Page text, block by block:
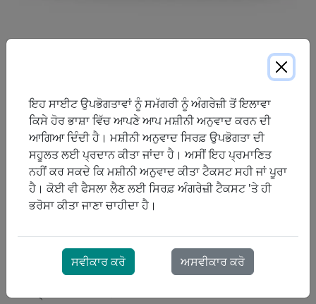
ਏਅਰਸੈਂਸ 11 ਵਧੀ ਹੋਈ ਡਿਜੀਟਲ ਸਿਹਤ ਤਕਨਾਲੋਜੀ ਨਾਲ ਲੈਸ ਹੈ ਜੋ ਥੈਰੇਪੀ
ਸ਼ੁਰੂ ਕਰਨ, ਇਸ ਦੇ ਅਨੁਕੂਲ ਹੋਣ ਅਤੇ ਇਸ ਦੀ ਪਾਲਣਾ ਨੂੰ ਆਸਾਨ ਅਤੇ ਵਧੇਰੇ
ਸੁਵਿਧਾਜਨਕ ਬਣਾਉਣ ਲਈ ਤਿਆਰ ਕੀਤੀ ਗਈ ਹੈ।
ਇਹ ਭਰੋਸੇਯੋਗ ਥੈਰੇਪੀ ਮੋਡਾਂ ਨੂੰ ਡਿਜੀਟਲ ਸਹਾਇਤਾ ਵਿਸ਼ੇਸ਼ਤਾਵਾਂ ਨਾਲ ਜੋੜਦਾ
ਹੈ ਤਾਂ ਜੋ ਉਪਕਰਣ ਸੈੱਟਅੱਪ ਅਤੇ ਥੈਰੇਪੀ ਅਨੁਕੂਲਤਾ ਨੂੰ ਵਿਅਕਤੀਗਤ
ਬਣਾਇਆ ਜਾ ਸਕੇ। ਇਹ ਮਰੀਜ਼ਾਂ ਨੂੰ ਆਮ ਥੈਰੇਪੀ ਮੁੱਦਿਆਂ ਨੂੰ ਸਵੈ-ਹੱਲ ਕਰਨ
ਵਿੱਚ ਮਦਦ ਕਰਨ ਲਈ ਅਨੁਕੂਲਿਤ ਸਹਾਇਤਾ ਅਤੇ ਕੋਚਿੰਗ ਪ੍ਰਦਾਨ ਕਰਦਾ
ਜਦੋਂ ResMed ਦੇ HumidAir™ ਹੀਟਿਡ ਹਿਊਮਿਡੀਫਾਇਰ ਅਤੇ
ClimateLineAir™ ਹੀਟਿਡ ਟਿਊਬ ਨਾਲ ਵਰਤਿਆ ਜਾਂਦਾ ਹੈ, ਤਾਂ
AirSense 11 ਸਭ ਤੋਂ ਆਰਾਮਦਾਇਕ ਤਾਪਮਾਨ ਅਤੇ ਨਮੀ ਦੇ ਪੱਧਰਾਂ 'ਤੇ
ਇਹ ਸਾਈਟ ਉਪਭੋਗਤਾਵਾਂ ਨੂੰ ਸਮੱਗਰੀ ਨੂੰ ਅੰਗਰੇਜ਼ੀ ਤੋਂ ਇਲਾਵਾ
ਕਿਸੇ ਹੋਰ ਭਾਸ਼ਾ ਵਿੱਚ ਆਪਣੇ ਆਪ ਮਸ਼ੀਨੀ ਅਨੁਵਾਦ ਕਰਨ ਦੀ
ਆਗਿਆ ਦਿੰਦੀ ਹੈ। ਮਸ਼ੀਨੀ ਅਨੁਵਾਦ ਸਿਰਫ਼ ਉਪਭੋਗਤਾ ਦੀ
ਸਹੂਲਤ ਲਈ ਪ੍ਰਦਾਨ ਕੀਤਾ ਜਾਂਦਾ ਹੈ। ਅਸੀਂ ਇਹ ਪ੍ਰਮਾਣਿਤ
ਨਹੀਂ ਕਰ ਸਕਦੇ ਕਿ ਮਸ਼ੀਨੀ ਅਨੁਵਾਦ ਕੀਤਾ ਟੈਕਸਟ ਸਹੀ ਜਾਂ ਪੂਰਾ
ਹੈ। ਕੋਈ ਵੀ ਫੈਸਲਾ ਲੈਣ ਲਈ ਸਿਰਫ਼ ਅੰਗਰੇਜ਼ੀ ਟੈਕਸਟ 'ਤੇ ਹੀ
ਭਰੋਸਾ ਕੀਤਾ ਜਾਣਾ ਚਾਹੀਦਾ ਹੈ।
ਸਵੀਕਾਰ ਕਰੋ ਅਸਵੀਕਾਰ ਕਰੋ